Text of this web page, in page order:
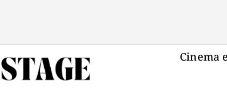
Cinema